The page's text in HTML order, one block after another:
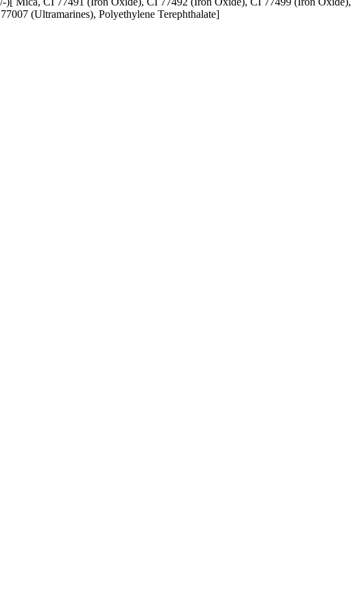
(Ultramarines) , Polyethylene Terephthalate]